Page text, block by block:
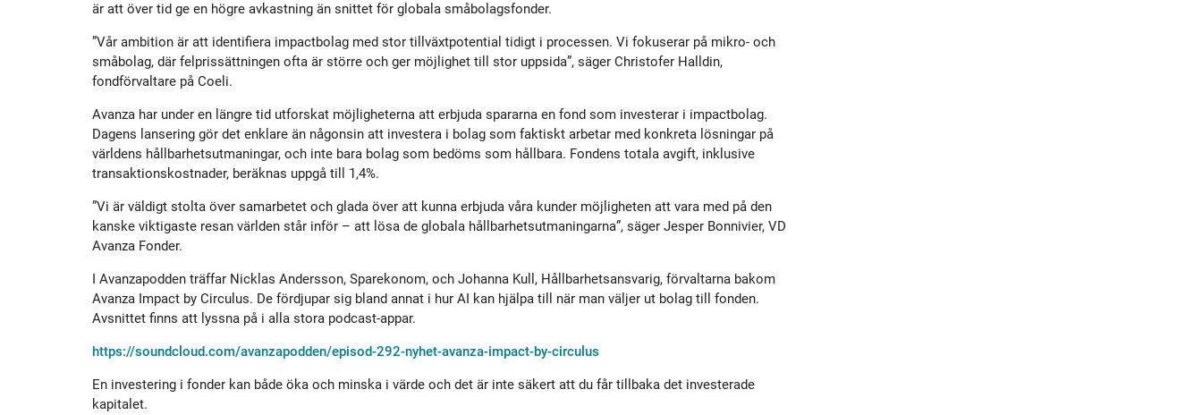
Avanza Pension Policys
är att över tid ge en högre avkastning än snittet för globala småbolagsfonder.
”Vår ambition är att identifiera impactbolag med stor tillväxtpotential tidigt i processen. Vi fokuserar på mikro- och
småbolag, där felprissättningen ofta är större och ger möjlighet till stor uppsida”, säger Christofer Halldin,
fondförvaltare på Coeli.
Avanza har under en längre tid utforskat möjligheterna att erbjuda spararna en fond som investerar i impactbolag.
Dagens lansering gör det enklare än någonsin att investera i bolag som faktiskt arbetar med konkreta lösningar på
världens hållbarhetsutmaningar, och inte bara bolag som bedöms som hållbara. Fondens totala avgift, inklusive
transaktionskostnader, beräknas uppgå till 1,4%.
”Vi är väldigt stolta över samarbetet och glada över att kunna erbjuda våra kunder möjligheten att vara med på den
kanske viktigaste resan världen står inför – att lösa de globala hållbarhetsutmaningarna”, säger Jesper Bonnivier, VD
Avanza Fonder.
I Avanzapodden träffar Nicklas Andersson, Sparekonom, och Johanna Kull, Hållbarhetsansvarig, förvaltarna bakom
Avanza Impact by Circulus. De fördjupar sig bland annat i hur AI kan hjälpa till när man väljer ut bolag till fonden.
Avsnittet finns att lyssna på i alla stora podcast-appar.
https://soundcloud.com/avanzapodden/episod-292-nyhet-avanza-impact-by-circulus
En investering i fonder kan både öka och minska i värde och det är inte säkert att du får tillbaka det investerade
kapitalet.